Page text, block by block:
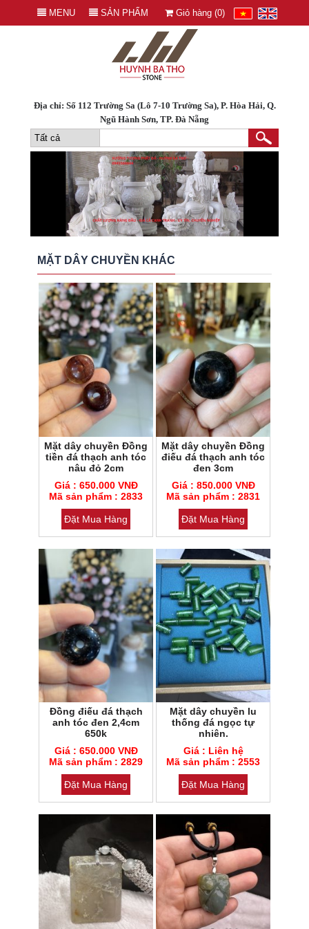
Giỏ hàng (0)
Địa chỉ: Số 112 Trường Sa (Lô 7-10 Trường Sa), P. Hòa Hải, Q.
Ngũ Hành Sơn, TP. Đà Nẵng
MENU SẢN PHẨM
MẶT DÂY CHUYỀN KHÁC
Mã sản phẩm : 2833
Loại đá : Cẩm thạch
Mặt dây chuyền Đồng
tiền đá thạch anh tóc
nâu đỏ 2cm
Giá : 650.000 VNĐ
Mã sản phẩm : 2833
Đặt Mua Hàng
Mã sản phẩm : 2831
Loại đá : Cẩm thạch
Mặt dây chuyền Đồng
điếu đá thạch anh tóc
đen 3cm
Giá : 850.000 VNĐ
Mã sản phẩm : 2831
Đặt Mua Hàng
Mã sản phẩm : 2829
Loại đá : Cẩm thạch
Đồng điếu đá thạch
anh tóc đen 2,4cm
650k
Giá : 650.000 VNĐ
Mã sản phẩm : 2829
Đặt Mua Hàng
Mã sản phẩm : 2553
Loại đá : Cẩm thạch
Mặt dây chuyền lu
thống đá ngọc tự
nhiên.
Giá : Liên hệ
Mã sản phẩm : 2553
Đặt Mua Hàng